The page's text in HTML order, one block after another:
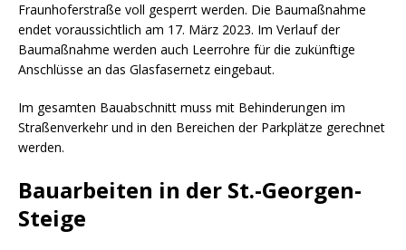
Fraunhoferstraße voll gesperrt werden. Die Baumaßnahme
endet voraussichtlich am 17. März 2023. Im Verlauf der
Baumaßnahme werden auch Leerrohre für die zukünftige
Anschlüsse an das Glasfasernetz eingebaut.
Im gesamten Bauabschnitt muss mit Behinderungen im
Straßenverkehr und in den Bereichen der Parkplätze gerechnet
werden.
Bauarbeiten in der St.-Georgen-
Steige